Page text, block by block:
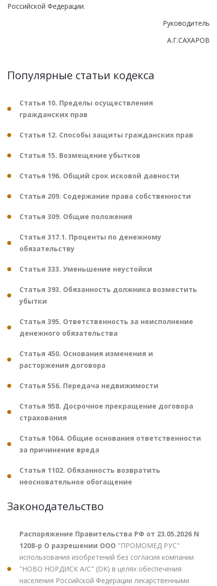
Российской Федерации.
Руководитель
А.Г.САХАРОВ
Популярные статьи кодекса
Статья 10. Пределы осуществления
гражданских прав
Статья 12. Способы защиты гражданских прав
Статья 15. Возмещение убытков
Статья 196. Общий срок исковой давности
Статья 209. Содержание права собственности
Статья 309. Общие положения
Статья 317.1. Проценты по денежному
обязательству
Статья 333. Уменьшение неустойки
Статья 393. Обязанность должника возместить
убытки
Статья 395. Ответственность за неисполнение
денежного обязательства
Статья 450. Основания изменения и
расторжения договора
Статья 556. Передача недвижимости
Статья 958. Досрочное прекращение договора
страхования
Статья 1064. Общие основания ответственности
за причинение вреда
Статья 1102. Обязанность возвратить
неосновательное обогащение
Законодательство
Распоряжение Правительства РФ от 23.05.2026 N
1208-р О разрешении ООО "ПРОМОМЕД РУС"
использования изобретений без согласия компании
"НОВО НОРДИСК А/С" (DK) в целях обеспечения
населения Российской Федерации лекарственными